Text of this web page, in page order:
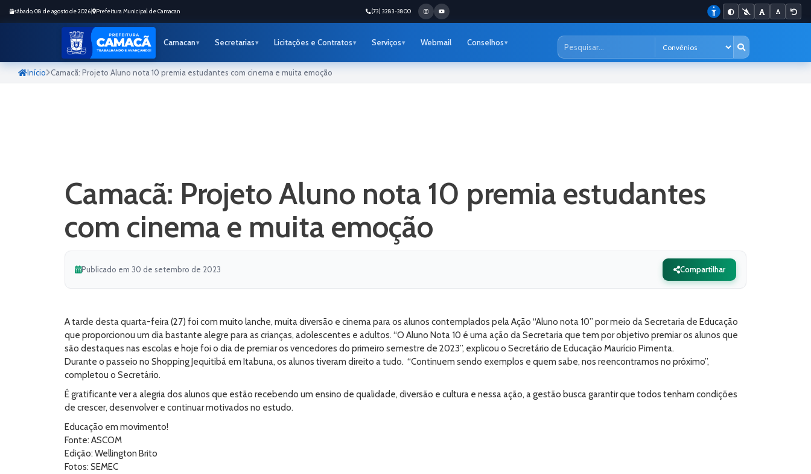
sábado, 08 de agosto de 2026 Prefeitura Municipal de Camacan (73) 3283-3800
Camacan Secretarias Licitações e Contratos Serviços Webmail Conselhos
Início Camacã: Projeto Aluno nota 10 premia estudantes com cinema e muita emoção
Camacã: Projeto Aluno nota 10 premia estudantes
com cinema e muita emoção
Publicado em 30 de setembro de 2023 Compartilhar
A tarde desta quarta-feira (27) foi com muito lanche, muita diversão e cinema para os alunos contemplados pela Ação “Aluno nota 10” por meio da Secretaria de Educação
que proporcionou um dia bastante alegre para as crianças, adolescentes e adultos. “O Aluno Nota 10 é uma ação da Secretaria que tem por objetivo premiar os alunos que
são destaques nas escolas e hoje foi o dia de premiar os vencedores do primeiro semestre de 2023”, explicou o Secretário de Educação Maurício Pimenta.
Durante o passeio no Shopping Jequitibá em Itabuna, os alunos tiveram direito a tudo. “Continuem sendo exemplos e quem sabe, nos reencontramos no próximo”,
completou o Secretário.
É gratificante ver a alegria dos alunos que estão recebendo um ensino de qualidade, diversão e cultura e nessa ação, a gestão busca garantir que todos tenham condições
de crescer, desenvolver e continuar motivados no estudo.
Educação em movimento!
Fonte: ASCOM
Edição: Wellington Brito
Fotos: SEMEC